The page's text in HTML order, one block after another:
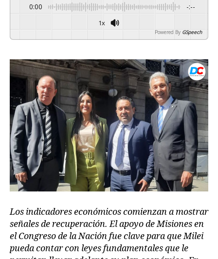
0:00 -:--
1x
Powered By GSpeech
Los indicadores económicos comienzan a mostrar
señales de recuperación. El apoyo de Misiones en
el Congreso de la Nación fue clave para que Milei
pueda contar con leyes fundamentales que le